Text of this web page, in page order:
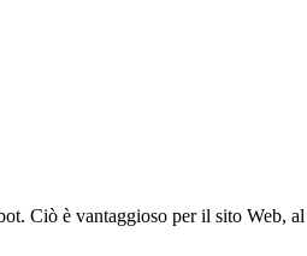
Ciò è vantaggioso per il sito